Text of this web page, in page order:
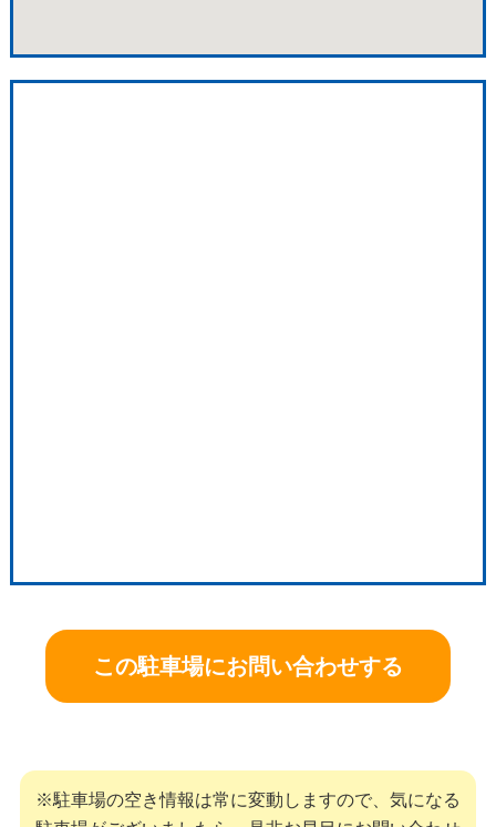
この駐車場にお問い合わせする
※駐車場の空き情報は常に変動しますので、気になる